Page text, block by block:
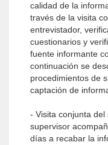
calidad de la
través de la visita
entrevistador,
cuestionarios y
fuente informante
continuación se
procedimientos de
captación de
- Visita conjunta
supervisor
días a recabar la